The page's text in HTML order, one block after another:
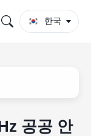
한국
공공 안